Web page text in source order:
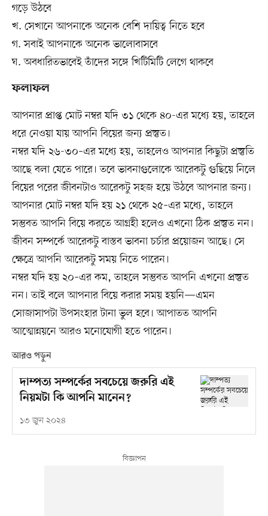
গড়ে উঠবে
খ. সেখানে আপনাকে অনেক বেশি দায়িত্ব নিতে হবে
গ. সবাই আপনাকে অনেক ভালোবাসবে
ঘ. অবধারিতভাবেই তাঁদের সঙ্গে খিটিমিটি লেগে থাকবে
ফলাফল
আপনার প্রাপ্ত মোট নম্বর যদি ৩১ থেকে ৪০-এর মধ্যে হয়, তাহলে
ধরে নেওয়া যায় আপনি বিয়ের জন্য প্রস্তুত।
নম্বর যদি ২৬-৩০–এর মধ্যে হয়, তাহলেও আপনার কিছুটা প্রস্তুতি
আছে বলা যেতে পারে। তবে ভাবনাগুলোকে আরেকটু গুছিয়ে নিলে
বিয়ের পরের জীবনটাও আরেকটু সহজ হয়ে উঠবে আপনার জন্য।
আপনার মোট নম্বর যদি হয় ২১ থেকে ২৫–এর মধ্যে, তাহলে
সম্ভবত আপনি বিয়ে করতে আগ্রহী হলেও এখনো ঠিক প্রস্তুত নন।
জীবন সম্পর্কে আরেকটু বাস্তব ভাবনা চর্চার প্রয়োজন আছে। সে
ক্ষেত্রে আপনি আরেকটু সময় নিতে পারেন।
নম্বর যদি হয় ২০–এর কম, তাহলে সম্ভবত আপনি এখনো প্রস্তুত
নন। তাই বলে আপনার বিয়ে করার সময় হয়নি—এমন
সোজাসাপটা উপসংহার টানা ভুল হবে। আপাতত আপনি
আত্মোন্নয়নে আরও মনোযোগী হতে পারেন।
আরও পড়ুন
দাম্পত্য সম্পর্কের সবচেয়ে জরুরি এই
নিয়মটা কি আপনি মানেন?
১৩ জুন ২০২৪